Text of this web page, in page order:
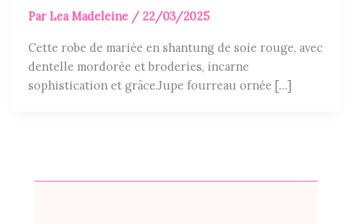
ParLea Madeleine / 22/03/2025
Cette robe de mariée en shantung de soie rouge, avec
dentelle mordorée et broderies, incarne
sophistication et grâce.Jupe fourreau ornée […]